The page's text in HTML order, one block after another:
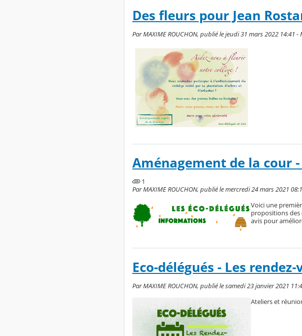
Des fleurs pour Jean
Par MAXIME ROUCHON, publié le jeudi 31 mars 2022 14:41
Aménagement de la cour
1
Par MAXIME ROUCHON, publié le mercredi 24 mars 2021
Voici une
propositions des
avis pour
Eco-délégués - Les rendez-
Par MAXIME ROUCHON, publié le samedi 23 janvier 2021
Ateliers et